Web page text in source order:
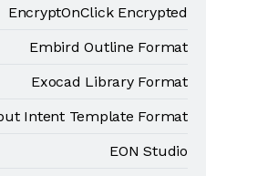
EncryptOnClick Encrypted
Embird Outline Format
Exocad Library Format
Intent Template Format
EON Studio